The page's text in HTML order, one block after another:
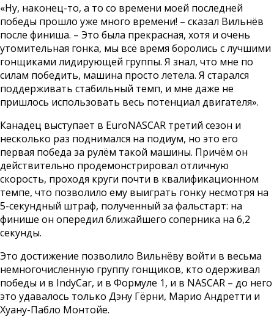
«Ну, наконец-то, а то со времени моей последней
победы прошло уже много времени! – сказал Вильнёв
после финиша. – Это была прекрасная, хотя и очень
утомительная гонка, мы всё время боролись с лучшими
гонщиками лидирующей группы. Я знал, что мне по
силам победить, машина просто летела. Я старался
поддерживать стабильный темп, и мне даже не
пришлось использовать весь потенциал двигателя».
Канадец выступает в EuroNASCAR третий сезон и
несколько раз поднимался на подиум, но это его
первая победа за рулём такой машины. Причём он
действительно продемонстрировал отличную
скорость, проходя круги почти в квалификационном
темпе, что позволило ему выиграть гонку несмотря на
5-секундный штраф, полученный за фальстарт: на
финише он опередил ближайшего соперника на 6,2
секунды.
Это достижение позволило Вильнёву войти в весьма
немногочисленную группу гонщиков, кто одерживал
победы и в IndyCar, и в Формуле 1, и в NASCAR – до него
это удавалось только Дэну Гёрни, Марио Андретти и
Хуану-Пабло Монтойе.